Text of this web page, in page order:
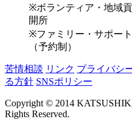
※ボランティア・地域
開所
※ファミリー・サポー
（予約制）
苦情相談 リンク プライバシ
る方針 SNSポリシー
Copyright © 2014
Rights Reserved.